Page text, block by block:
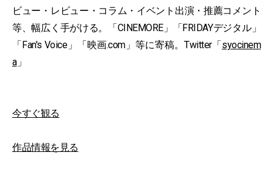
ビュー・レビュー・コラム・イベント出演・推薦コメント
等、幅広く手がける。「CINEMORE」「FRIDAYデジタル」
「Fan's Voice」「映画.com」等に寄稿。Twitter「syocinem
a」
今すぐ観る
作品情報を見る